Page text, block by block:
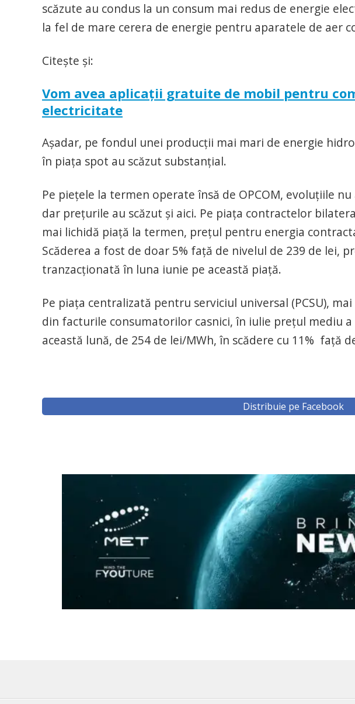
scăzute au condus la un consum mai redus de energie
la fel de mare cerera de energie pentru aparatele de aer
Citeşte şi:
Vom avea aplicaţii gratuite de mobil pentru
electricitate
Aşadar, pe fondul unei producţii mai mari de energie
în piaţa spot au scăzut substanţial.
Pe pieţele la termen operate însă de OPCOM, evoluţiile
dar preţurile au scăzut şi aici. Pe piaţa contractelor
mai lichidă piaţă la termen, preţul pentru energia
Scăderea a fost de doar 5% faţă de nivelul de 239 de lei,
tranzacţionată în luna iunie pe această piaţă.
Pe piaţa centralizată pentru serviciul universal (PCSU),
din facturile consumatorilor casnici, în iulie preţul mediu
această lună, de 254 de lei/MWh, în scădere cu 11% faţă
Distribuie pe Facebook